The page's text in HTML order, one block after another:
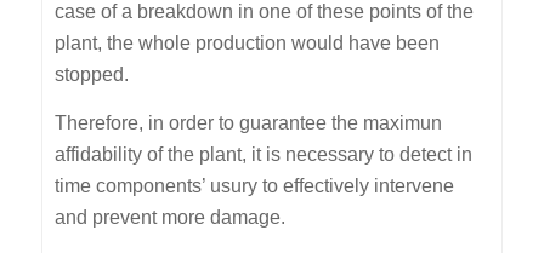
case of a breakdown in one of these points of the
plant, the whole production would have been
stopped.
Therefore, in order to guarantee the maximun
affidability of the plant, it is necessary to detect in
time components’ usury to effectively intervene
and prevent more damage.